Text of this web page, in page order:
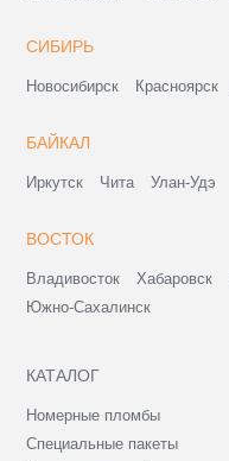
СИБИРЬ
Новосибирск Красноярск
БАЙКАЛ
Иркутск Чита Улан-Удэ
ВОСТОК
Владивосток Хабаровск
Южно-Сахалинск
КАТАЛОГ
Номерные пломбы
Специальные пакеты